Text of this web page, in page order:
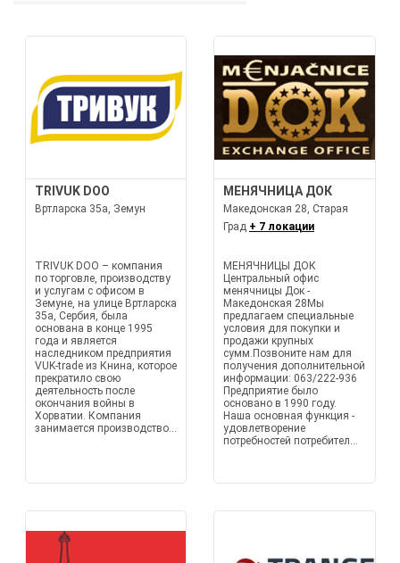
TRIVUK DOO
Вртларска 35а, Земун
TRIVUK DOO – компания
по торговле, производству
и услугам с офисом в
Земуне, на улице Вртларска
35а, Сербия, была
основана в конце 1995
года и является
наследником предприятия
VUK-trade из Книна, которое
прекратило свою
деятельность после
окончания войны в
Хорватии. Компания
занимается производство...
МЕНЯЧНИЦА ДОК
Македонская 28, Старая
Град + 7 локации
МЕНЯЧНИЦЫ ДОК
Центральный офис
менячницы Док -
Македонская 28Мы
предлагаем специальные
условия для покупки и
продажи крупных
сумм.Позвоните нам для
получения дополнительной
информации: 063/222-936
Предприятие было
основано в 1990 году.
Наша основная функция -
удовлетворение
потребностей потребител...